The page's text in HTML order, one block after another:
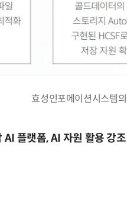
효성인포메이션시스템
플랫폼, AI 자원 활용 강조